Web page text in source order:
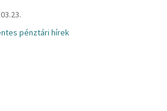
pénztári hírek